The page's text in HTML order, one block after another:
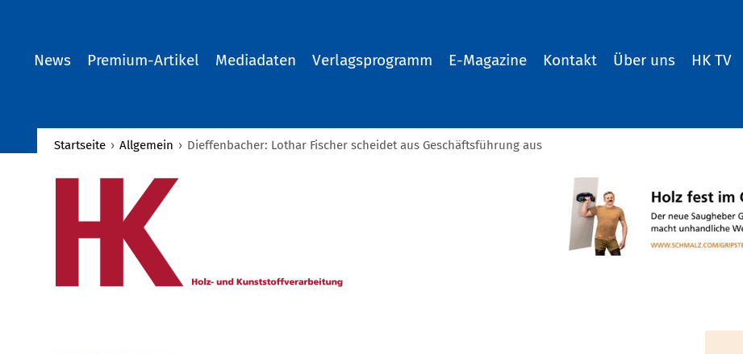
News Premium-Artikel Mediadaten Verlagsprogramm E-Magazine Kontakt Über uns HK TV
Startseite › Allgemein › Dieffenbacher: Lothar Fischer scheidet aus Geschäftsführung aus